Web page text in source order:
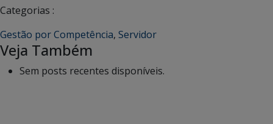
Categorias :
Gestão por Competência, Servidor
Veja Também
Sem posts recentes disponíveis.